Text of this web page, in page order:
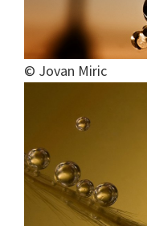
© Jovan Miric